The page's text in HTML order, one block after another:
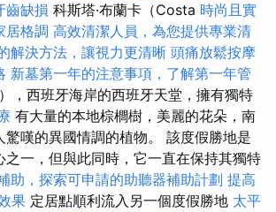
齒缺損 科斯塔·布蘭卡（Costa 時尚且實
居格調 高效清潔人員，為您提供專業清
解決方法，讓視力更清晰 頭痛放鬆按摩
新墓第一年的注意事項，了解第一年管
，西班牙海岸的西班牙天堂，擁有獨特
有大量的本地棕櫚樹，美麗的花朵，南
驚嘆的異國情調的植物。 該度假勝地是
之一，但與此同時，它一直在保持其獨特
助，探索可申請的助聽器補助計劃 提高
果 定居點順利流入另一個度假勝地 太平